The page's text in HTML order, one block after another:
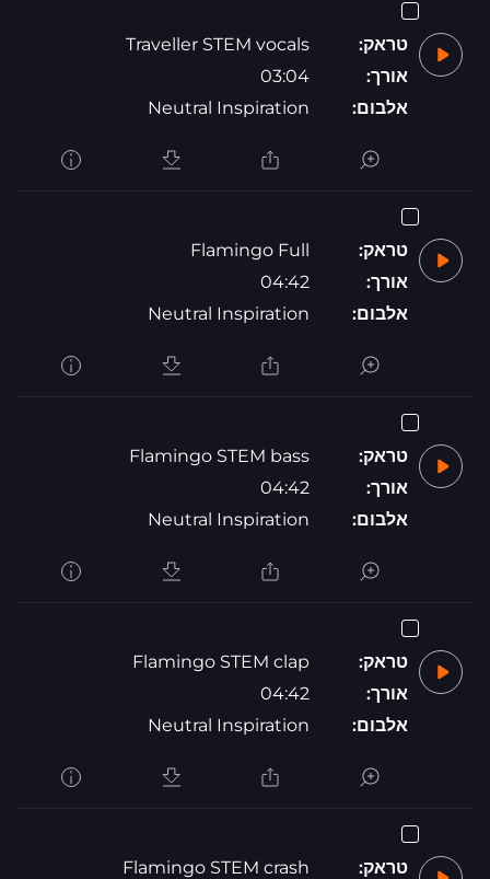
טראק:
Traveller STEM vocals
אורך:
03:04
אלבום:
Neutral Inspiration
טראק:
Flamingo Full
אורך:
04:42
אלבום:
Neutral Inspiration
טראק:
Flamingo STEM bass
אורך:
04:42
אלבום:
Neutral Inspiration
טראק:
Flamingo STEM clap
אורך:
04:42
אלבום:
Neutral Inspiration
טראק:
Flamingo STEM crash